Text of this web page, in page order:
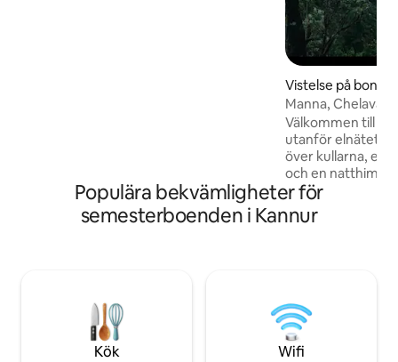
Vistelse på
vara
Manna,
Välkommen till Manna! En
utanför elnätet,
över kullarna, en
och en natthimmel
kan vakna upp till
till kvittrande
ut dig på en
matlagning, lata
bara öva konsten
Populära bekvämligheter för
semesterboenden i Kannur
Kök Wifi